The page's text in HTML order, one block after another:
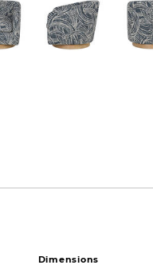
Dimensions